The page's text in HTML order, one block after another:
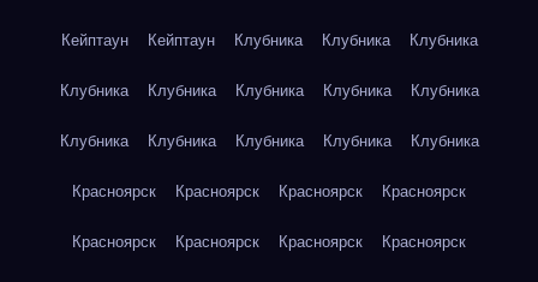
Кейптаун Кейптаун Клубника Клубника Клубника
Клубника Клубника Клубника Клубника Клубника
Клубника Клубника Клубника Клубника Клубника
Красноярск Красноярск Красноярск Красноярск
Красноярск Красноярск Красноярск Красноярск